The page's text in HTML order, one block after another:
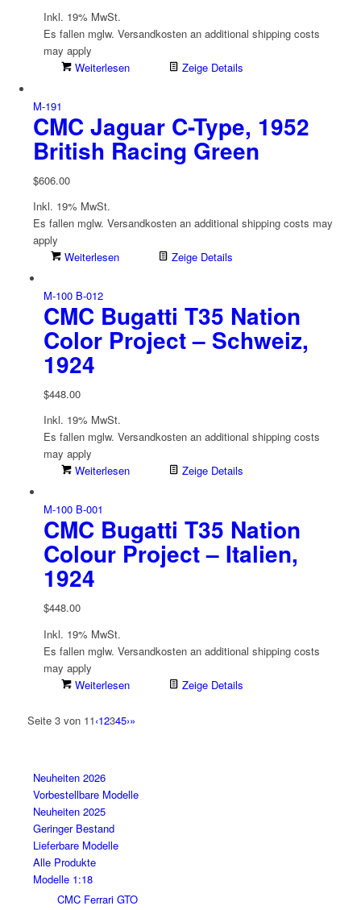
Inkl. 19% MwSt.
Es fallen mglw. Versand­kosten an additional shipping costs
may apply
Weiterlesen
Zeige Details
M-191
CMC Jaguar C-Type, 1952
British Racing Green
$606.00
Inkl. 19% MwSt.
Es fallen mglw. Versand­kosten an additional shipping costs may
apply
Weiterlesen
Zeige Details
M-100 B-012
CMC Bugatti T35 Nation
Color Project – Schweiz,
1924
$448.00
Inkl. 19% MwSt.
Es fallen mglw. Versand­kosten an additional shipping costs
may apply
Weiterlesen
Zeige Details
M-100 B-001
CMC Bugatti T35 Nation
Colour Project – Italien,
1924
$448.00
Inkl. 19% MwSt.
Es fallen mglw. Versand­kosten an additional shipping costs
may apply
Weiterlesen
Zeige Details
Seite 3 von 11‹12345›»
Neuheiten 2026
Vorbestellbare Modelle
Neuheiten 2025
Geringer Bestand
Lieferbare Modelle
Alle Produkte
Modelle 1:18
CMC Ferrari GTO